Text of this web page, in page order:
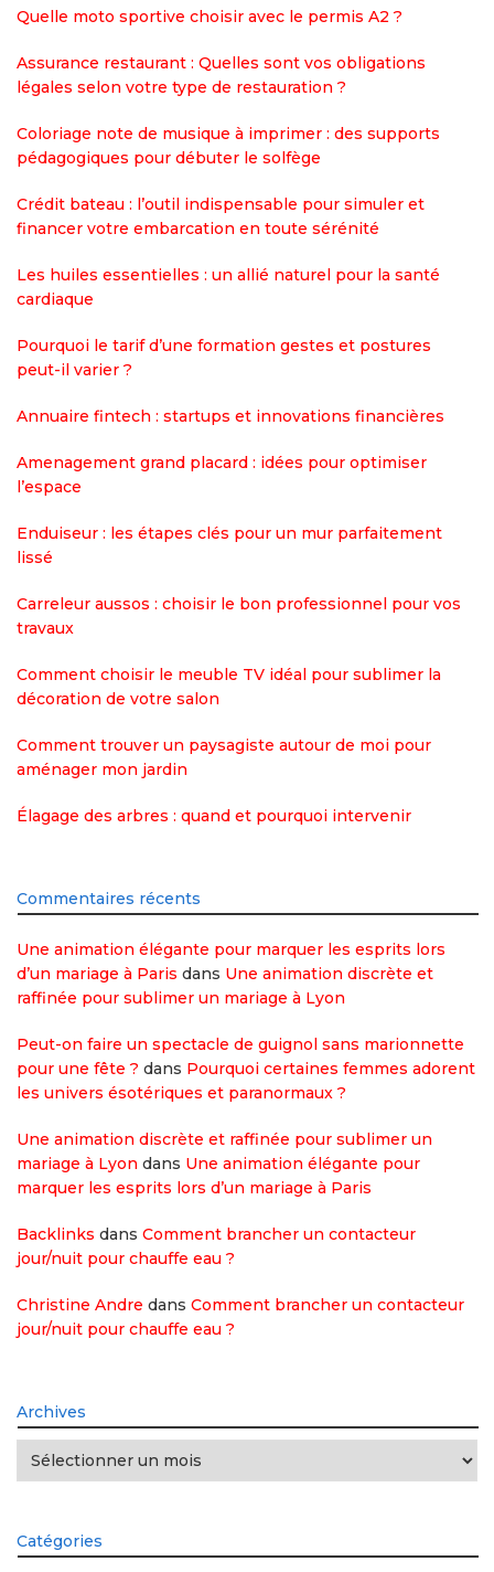
Quelle moto sportive choisir avec le permis A2 ?
Assurance restaurant : Quelles sont vos obligations
légales selon votre type de restauration ?
Coloriage note de musique à imprimer : des supports
pédagogiques pour débuter le solfège
Crédit bateau : l’outil indispensable pour simuler et
financer votre embarcation en toute sérénité
Les huiles essentielles : un allié naturel pour la santé
cardiaque
Pourquoi le tarif d’une formation gestes et postures
peut-il varier ?
Annuaire fintech : startups et innovations financières
Amenagement grand placard : idées pour optimiser
l’espace
Enduiseur : les étapes clés pour un mur parfaitement
lissé
Carreleur aussos : choisir le bon professionnel pour vos
travaux
Comment choisir le meuble TV idéal pour sublimer la
décoration de votre salon
Comment trouver un paysagiste autour de moi pour
aménager mon jardin
Élagage des arbres : quand et pourquoi intervenir
Commentaires récents
Une animation élégante pour marquer les esprits lors
d’un mariage à Paris dans Une animation discrète et
raffinée pour sublimer un mariage à Lyon
Peut-on faire un spectacle de guignol sans marionnette
pour une fête ? dans Pourquoi certaines femmes adorent
les univers ésotériques et paranormaux ?
Une animation discrète et raffinée pour sublimer un
mariage à Lyon dans Une animation élégante pour
marquer les esprits lors d’un mariage à Paris
Backlinks dans Comment brancher un contacteur
jour/nuit pour chauffe eau ?
Christine Andre dans Comment brancher un contacteur
jour/nuit pour chauffe eau ?
Archives
Archives
Catégories